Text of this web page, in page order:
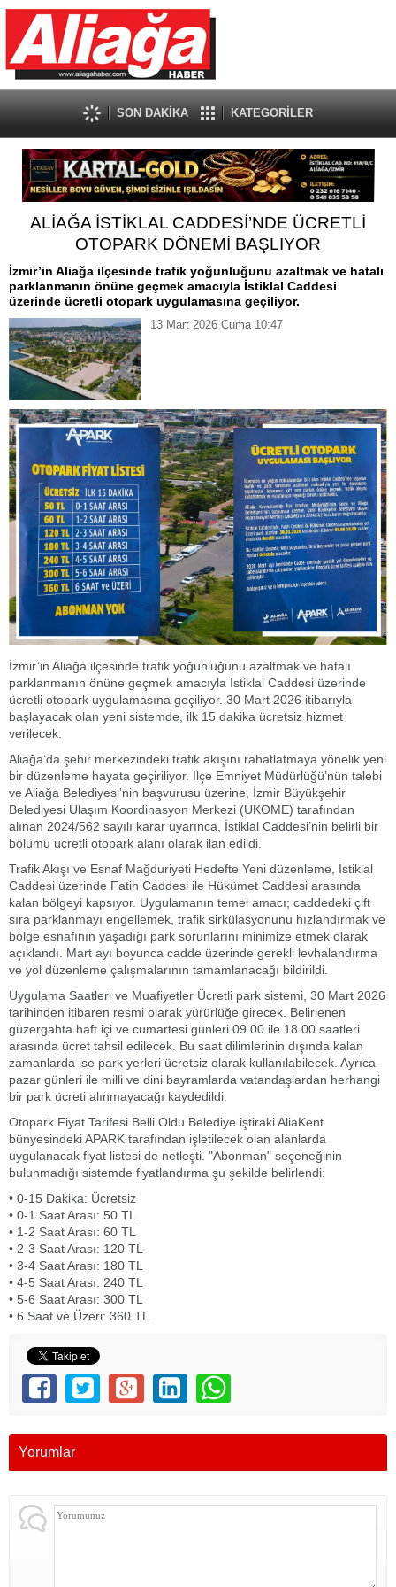
SON DAKİKA KATEGORİLER
ALİAĞA İSTİKLAL CADDESİ’NDE ÜCRETLİ
OTOPARK DÖNEMİ BAŞLIYOR
İzmir’in Aliağa ilçesinde trafik yoğunluğunu azaltmak ve hatalı
parklanmanın önüne geçmek amacıyla İstiklal Caddesi
üzerinde ücretli otopark uygulamasına geçiliyor.
13 Mart 2026 Cuma 10:47
İzmir’in Aliağa ilçesinde trafik yoğunluğunu azaltmak ve hatalı
parklanmanın önüne geçmek amacıyla İstiklal Caddesi üzerinde
ücretli otopark uygulamasına geçiliyor. 30 Mart 2026 itibarıyla
başlayacak olan yeni sistemde, ilk 15 dakika ücretsiz hizmet
verilecek.
Aliağa’da şehir merkezindeki trafik akışını rahatlatmaya yönelik yeni
bir düzenleme hayata geçiriliyor. İlçe Emniyet Müdürlüğü’nün talebi
ve Aliağa Belediyesi’nin başvurusu üzerine, İzmir Büyükşehir
Belediyesi Ulaşım Koordinasyon Merkezi (UKOME) tarafından
alınan 2024/562 sayılı karar uyarınca, İstiklal Caddesi’nin belirli bir
bölümü ücretli otopark alanı olarak ilan edildi.
Trafik Akışı ve Esnaf Mağduriyeti Hedefte Yeni düzenleme, İstiklal
Caddesi üzerinde Fatih Caddesi ile Hükümet Caddesi arasında
kalan bölgeyi kapsıyor. Uygulamanın temel amacı; caddedeki çift
sıra parklanmayı engellemek, trafik sirkülasyonunu hızlandırmak ve
bölge esnafının yaşadığı park sorunlarını minimize etmek olarak
açıklandı. Mart ayı boyunca cadde üzerinde gerekli levhalandırma
ve yol düzenleme çalışmalarının tamamlanacağı bildirildi.
Uygulama Saatleri ve Muafiyetler Ücretli park sistemi, 30 Mart 2026
tarihinden itibaren resmi olarak yürürlüğe girecek. Belirlenen
güzergahta haft içi ve cumartesi günleri 09.00 ile 18.00 saatleri
arasında ücret tahsil edilecek. Bu saat dilimlerinin dışında kalan
zamanlarda ise park yerleri ücretsiz olarak kullanılabilecek. Ayrıca
pazar günleri ile milli ve dini bayramlarda vatandaşlardan herhangi
bir park ücreti alınmayacağı kaydedildi.
Otopark Fiyat Tarifesi Belli Oldu Belediye iştiraki AliaKent
bünyesindeki APARK tarafından işletilecek olan alanlarda
uygulanacak fiyat listesi de netleşti. "Abonman" seçeneğinin
bulunmadığı sistemde fiyatlandırma şu şekilde belirlendi:
• 0-15 Dakika: Ücretsiz
• 0-1 Saat Arası: 50 TL
• 1-2 Saat Arası: 60 TL
• 2-3 Saat Arası: 120 TL
• 3-4 Saat Arası: 180 TL
• 4-5 Saat Arası: 240 TL
• 5-6 Saat Arası: 300 TL
• 6 Saat ve Üzeri: 360 TL
Yorumlar